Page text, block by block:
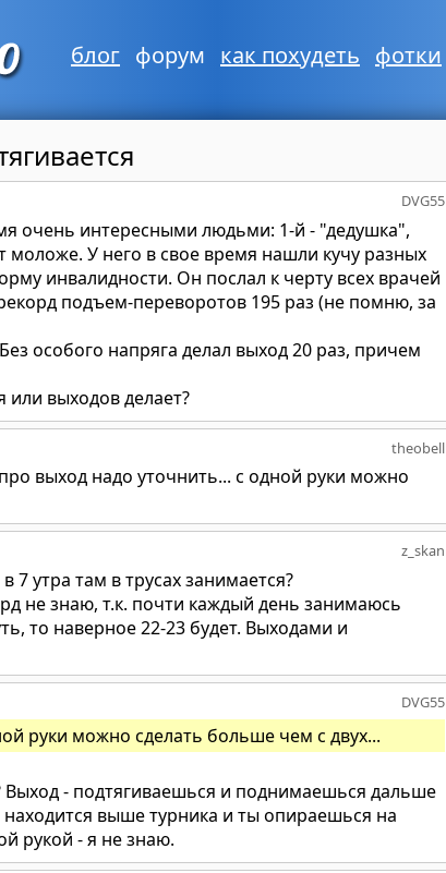
блог форум как похудеть фотки
DVG55
очень интересными людьми: 1-й - "дедушка",
моложе. У него в свое время нашли кучу разных
инвалидности. Он послал к черту всех врачей
подъем-переворотов 195 раз (не помню, за
особого напряга делал выход 20 раз, причем
или выходов делает?
theobell
выход надо уточнить... с одной руки можно
z_skan
7 утра там в трусах занимается?
не знаю, т.к. почти каждый день занимаюсь
то наверное 22-23 будет. Выходами и
DVG55
руки можно сделать больше чем с двух...
- подтягиваешься и поднимаешься дальше
выше турника и ты опираешься на
рукой - я не знаю.